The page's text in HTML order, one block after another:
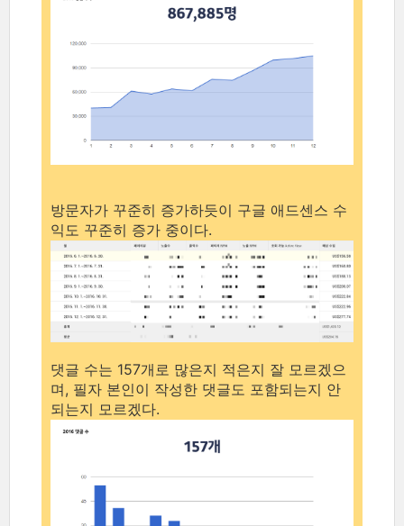
방문자가 꾸준히 증가하듯이 구글 애드센스 수
익도 꾸준히 증가 중이다.
댓글 수는 157개로 많은지 적은지 잘 모르겠으
며, 필자 본인이 작성한 댓글도 포함되는지 안
되는지 모르겠다.